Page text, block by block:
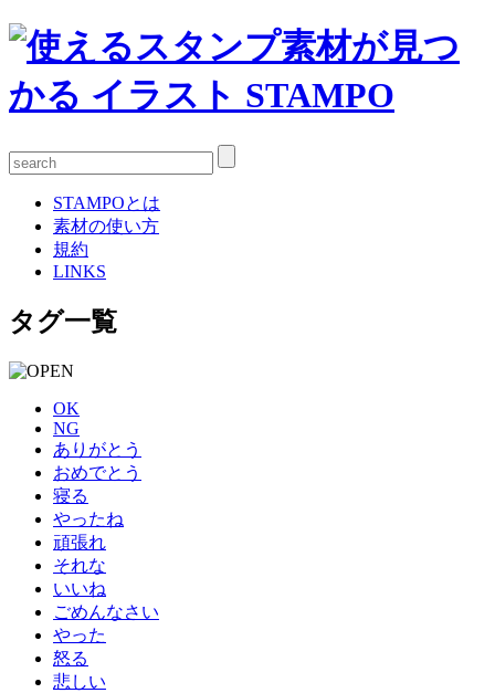
STAMPOとは
素材の使い方
規約
LINKS
タグ一覧
OK
NG
ありがとう
おめでとう
寝る
やったね
頑張れ
それな
いいね
ごめんなさい
やった
怒る
悲しい